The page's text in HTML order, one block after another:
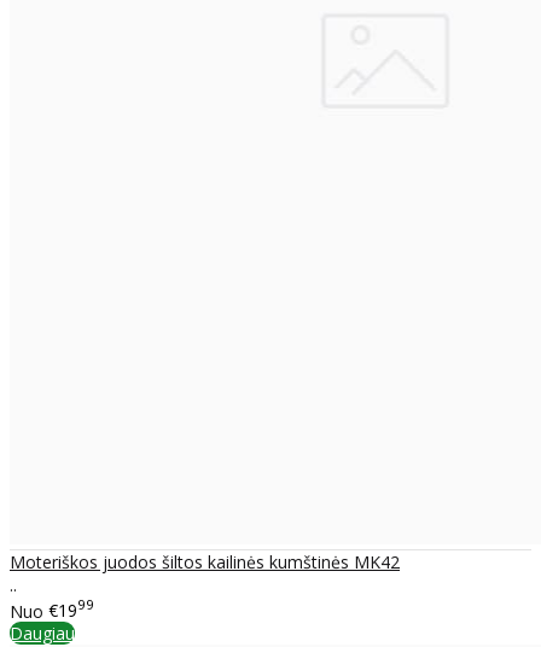
Moteriškos juodos šiltos kailinės kumštinės MK42
..
Nuo €1999
Daugiau